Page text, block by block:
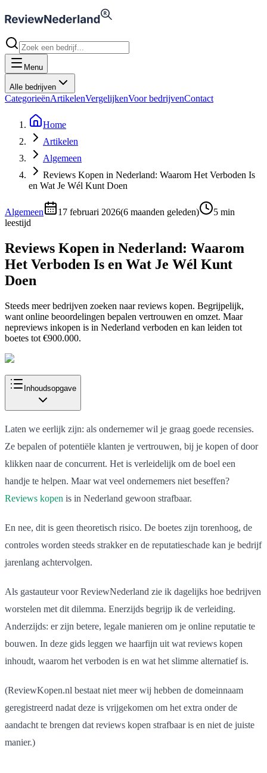
Menu
Alle bedrijven
CategorieënArtikelenVergelijkenVoor bedrijvenContact
Home
Artikelen
Algemeen
Reviews Kopen in Nederland: Waarom Het Verboden Is
en Wat Je Wél Kunt Doen
Algemeen 17 februari 2026(6 maanden geleden) 5 min
leestijd
Reviews Kopen in Nederland: Waarom
Het Verboden Is en Wat Je Wél Kunt
Doen
Steeds meer bedrijven zoeken naar reviews kopen. Begrijpelijk,
want online beoordelingen bepalen vertrouwen en omzet. Maar
nepreviews inkopen is in Nederland verboden en kan leiden tot
boetes tot €900.000.
Inhoudsopgave
Laten we eerlijk zijn: als ondernemer wil je graag goede recensies.
Ze bepalen of potentiële klanten je vertrouwen, bij je kopen of door
klikken naar de concurrent. Het is verleidelijk om de boel een
handje te helpen. Maar wat veel ondernemers niet beseffen?
Reviews kopen is in Nederland gewoon strafbaar.
En nee, dit is geen theoretisch risico. De boetes zijn torenhoog, de
controles worden steeds strakker en de reputatieschade kan je bedrijf
jarenlang achtervolgen.
Als gastauteur voor ReviewNederland zie ik dagelijks hoe bedrijven
worstelen met dit dilemma. Enerzijds begrijp ik de verleiding.
Anderzijds: er zijn betere, legale manieren om je online reputatie te
bouwen. In deze gids leggen we haarfijn uit wat reviews kopen
inhoudt, waarom het verboden is en wat het slimme alternatief is.
(ReviewKopen.nl bestaat niet meer wij hebben de domeinnaam
geregistreerd nadat deze is vrijgekomen om het extra onder de
aandacht te brengen dat reviews kopen strafbaar is en niet de juiste
manier.)